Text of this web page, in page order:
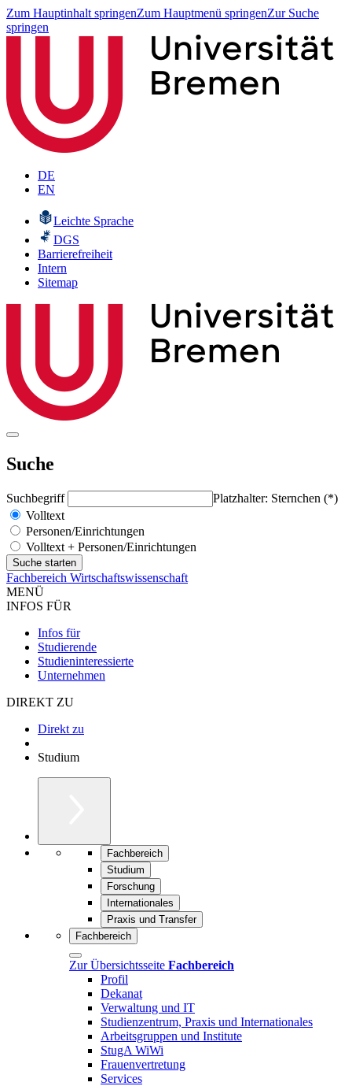
Zum Hauptinhalt springenZum Hauptmenü springenZur Suche
springen
DE
EN
Leichte Sprache
DGS
Barrierefreiheit
Intern
Sitemap
Suche
Suchbegriff
Platzhalter: Sternchen (*)
Volltext
Personen/Einrichtungen
Volltext + Personen/Einrichtungen
Fachbereich Wirtschaftswissenschaft
MENÜ
INFOS FÜR
Infos für
Studierende
Studieninteressierte
Unternehmen
DIREKT ZU
Direkt zu
Studium
Fachbereich
Studium
Forschung
Internationales
Praxis und Transfer
Fachbereich
Zur Übersichtsseite Fachbereich
Profil
Dekanat
Verwaltung und IT
Studienzentrum, Praxis und Internationales
Arbeitsgruppen und Institute
StugA WiWi
Frauenvertretung
Services